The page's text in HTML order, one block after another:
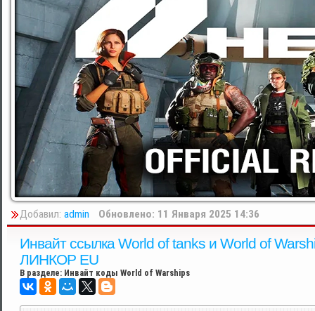
Добавил: admin Обновлено: 11 Января 2025 14:36
Инвайт ссылка World of tanks и World of
ЛИНКОР EU
В разделе: Инвайт коды World of Warships